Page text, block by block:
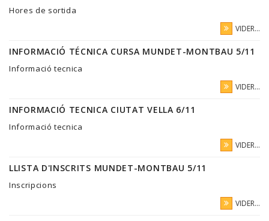
Hores de sortida
VIDER...
INFORMACIÓ TÉCNICA CURSA MUNDET-MONTBAU 5/11
Informació tecnica
VIDER...
INFORMACIÓ TECNICA CIUTAT VELLA 6/11
Informació tecnica
VIDER...
LLISTA D'INSCRITS MUNDET-MONTBAU 5/11
Inscripcions
VIDER...